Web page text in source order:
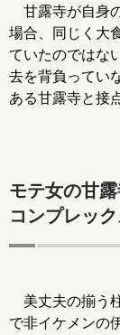
甘露寺が自身
場合、同じく大
ていたのではな
去を背負ってい
ある甘露寺と接
モテ女の甘
コンプレック
美丈夫の揃う
で非イケメンの